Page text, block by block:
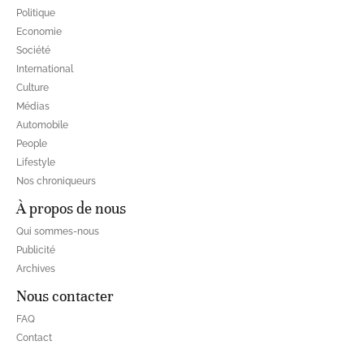
Politique
Economie
Société
International
Culture
Médias
Automobile
People
Lifestyle
Nos chroniqueurs
À propos de nous
Qui sommes-nous
Publicité
Archives
Nous contacter
FAQ
Contact